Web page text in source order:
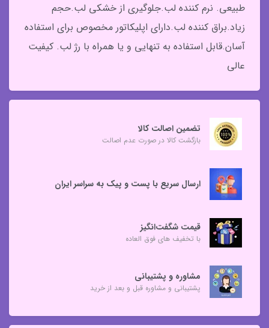
طبیعی. نرم کننده لب.جلوگیری از خشکی لب.حجم
زیاد.براق کننده لب.دارای اپلیکاتور مخصوص برای استفاده
آسان.قابل استفاده به تنهایی و یا همراه با رژ لب. کیفیت
عالی
تضمین اصالت کالا
بازگشت کالا در صورت عدم اصالت
ارسال سریع با پست و پیک به سراسر ایران
قیمت شگفت‌انگیز
با تخفیف های فوق العاده
مشاوره و پشتیبانی
پشتیبانی و مشاوره قبل و بعد از خرید